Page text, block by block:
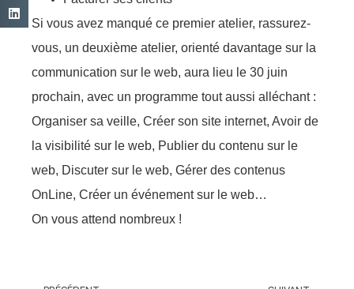
Si vous avez manqué ce premier atelier, rassurez-
vous, un deuxième atelier, orienté davantage sur la
communication sur le web, aura lieu le 30 juin
prochain, avec un programme tout aussi alléchant :
Organiser sa veille, Créer son site internet, Avoir de
la visibilité sur le web, Publier du contenu sur le
web, Discuter sur le web, Gérer des contenus
OnLine, Créer un événement sur le web…
On vous attend nombreux !